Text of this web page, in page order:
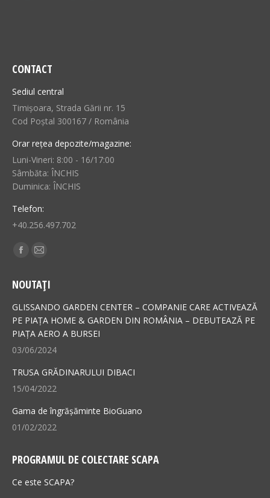
CONTACT
Sediul central
Timișoara, Strada Gării nr. 15
Cod Poștal 300167 / România
Orar rețea depozite/magazine:
Luni-Vineri: 8:00 - 16/17:00
Sâmbăta: ÎNCHIS
Duminica: ÎNCHIS
Telefon:
+40.256.497.702
Find us on:
Facebook
opens
in
new
window
Mail
opens
in
new
window
NOUTAȚI
GLISSANDO GARDEN CENTER – COMPANIE CARE ACTIVEAZĂ
PE PIAȚA HOME & GARDEN DIN ROMÂNIA – DEBUTEAZĂ PE
PIAȚA AERO A BURSEI
03/06/2024
TRUSA GRĂDINARULUI DIBACI
15/04/2022
Gama de îngrășăminte BioGuano
01/02/2022
PROGRAMUL DE COLECTARE SCAPA
Ce este SCAPA?